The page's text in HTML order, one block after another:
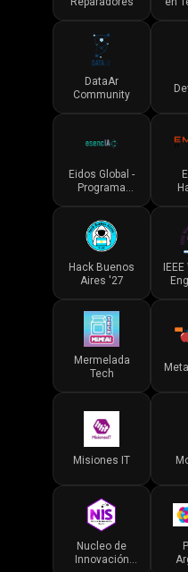
DataAr
Community
Eidos Global -
Programa
Hack Buenos
Aires '27
Mermelada
Tech
Misiones IT
Nucleo de
Innovación